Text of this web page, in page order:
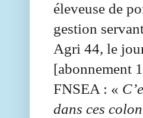
éleveuse de
gestion
Agri 44, le
[abonnement
FNSEA : «
dans ces